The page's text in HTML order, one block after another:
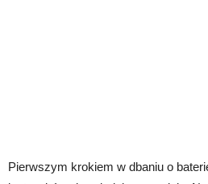
Pierwszym krokiem w dbaniu o